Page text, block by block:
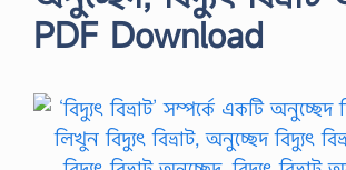
PDF Download